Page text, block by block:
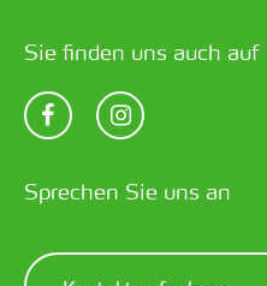
Sie finden uns auch auf
Sprechen Sie uns an